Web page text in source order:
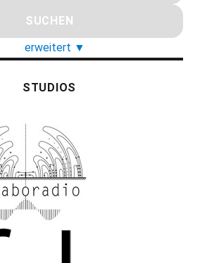
erweitert ▼
STUDIOS